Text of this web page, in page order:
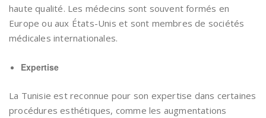
haute qualité. Les médecins sont souvent formés en
Europe ou aux États-Unis et sont membres de sociétés
médicales internationales.
Expertise
La Tunisie est reconnue pour son expertise dans certaines
procédures esthétiques, comme les augmentations